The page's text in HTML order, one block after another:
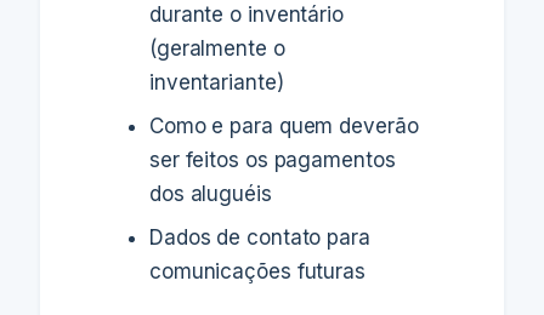
durante o inventário
(geralmente o
inventariante)
Como e para quem deverão
ser feitos os pagamentos
dos aluguéis
Dados de contato para
comunicações futuras